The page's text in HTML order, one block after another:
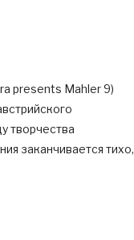
presents Mahler 9)
творчества
заканчивается тихо,